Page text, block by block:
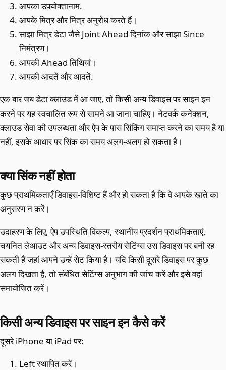
आपका उपयोक्तानाम.
आपके मित्र और मित्र अनुरोध करते हैं।
साझा मित्र डेटा जैसे Joint Ahead दिनांक और साझा Since
निमंत्रण।
आपकी Ahead तिथियां।
आपकी आदतें और आदतें.
एक बार जब डेटा क्लाउड में आ जाए, तो किसी अन्य डिवाइस पर साइन इन
करने पर यह स्वचालित रूप से सामने आ जाना चाहिए। नेटवर्क कनेक्शन,
क्लाउड सेवा की उपलब्धता और ऐप के पास सिंकिंग समाप्त करने का समय है या
नहीं, इसके आधार पर सिंक का समय अलग-अलग हो सकता है।
क्या सिंक नहीं होता
कुछ प्राथमिकताएँ डिवाइस-विशिष्ट हैं और हो सकता है कि वे आपके खाते का
अनुसरण न करें।
उदाहरण के लिए, ऐप उपस्थिति विकल्प, स्थानीय प्रदर्शन प्राथमिकताएं,
चयनित लेआउट और अन्य डिवाइस-स्तरीय सेटिंग्स उस डिवाइस पर बनी रह
सकती हैं जहां आपने उन्हें सेट किया है। यदि किसी दूसरे डिवाइस पर कुछ
अलग दिखता है, तो संबंधित सेटिंग्स अनुभाग की जांच करें और इसे वहां
समायोजित करें।
किसी अन्य डिवाइस पर साइन इन कैसे करें
दूसरे iPhone या iPad पर:
Left स्थापित करें।